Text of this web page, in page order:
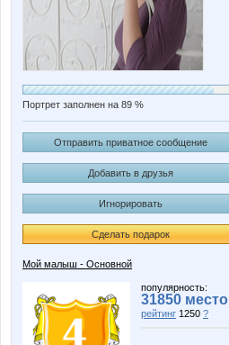
Портрет заполнен на 89 %
Отправить приватное сообщение
Добавить в друзья
Игнорировать
Сделать подарок
Мой малыш - Основной
популярность:
31850 место
рейтинг 1250 ?